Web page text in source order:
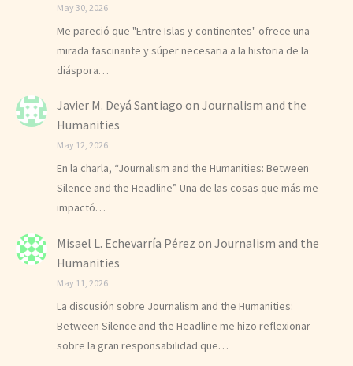
May 30, 2026
Me pareció que "Entre Islas y continentes" ofrece una
mirada fascinante y súper necesaria a la historia de la
diáspora…
Javier M. Deyá Santiago on Journalism and the
Humanities
May 12, 2026
En la charla, “Journalism and the Humanities: Between
Silence and the Headline” Una de las cosas que más me
impactó…
Misael L. Echevarría Pérez on Journalism and the
Humanities
May 11, 2026
La discusión sobre Journalism and the Humanities:
Between Silence and the Headline me hizo reflexionar
sobre la gran responsabilidad que…